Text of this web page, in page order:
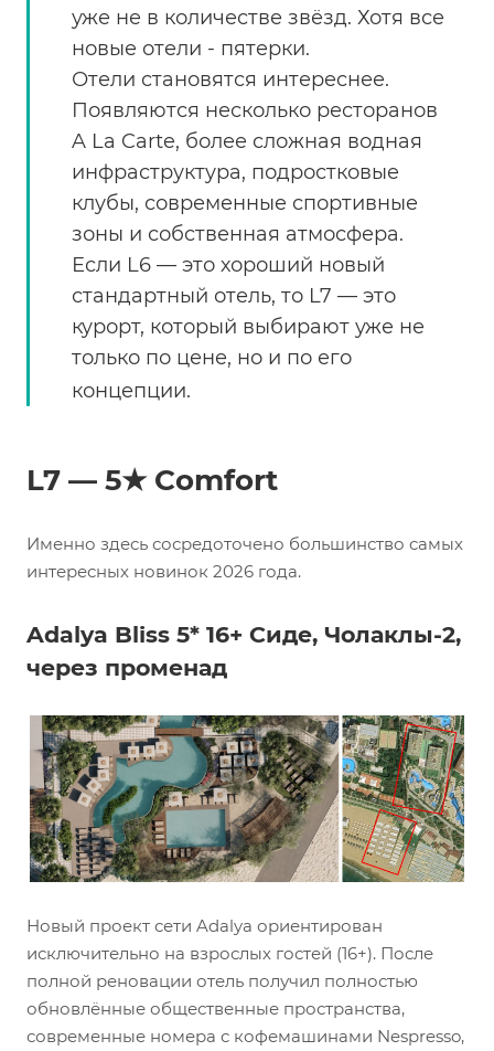
уже не в количестве звёзд. Хотя все
новые отели - пятерки.
Отели становятся интереснее.
Появляются несколько ресторанов
A La Carte, более сложная водная
инфраструктура, подростковые
клубы, современные спортивные
зоны и собственная атмосфера.
Если L6 — это хороший новый
стандартный отель, то L7 — это
курорт, который выбирают уже не
только по цене, но и по его
концепции.
L7 — 5★ Comfort
Именно здесь сосредоточено большинство самых
интересных новинок 2026 года.
Adalya Bliss 5* 16+ Сиде, Чолаклы-2,
через променад
Новый проект сети Adalya ориентирован
исключительно на взрослых гостей (16+). После
полной реновации отель получил полностью
обновлённые общественные пространства,
современные номера с кофемашинами Nespresso,